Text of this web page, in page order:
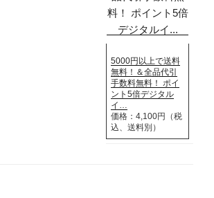
5000円以上で送料
無料！＆全品代引
手数料無料！ ポイ
ント5倍デジタル
イ…
価格：4,100円（税
込、送料別）